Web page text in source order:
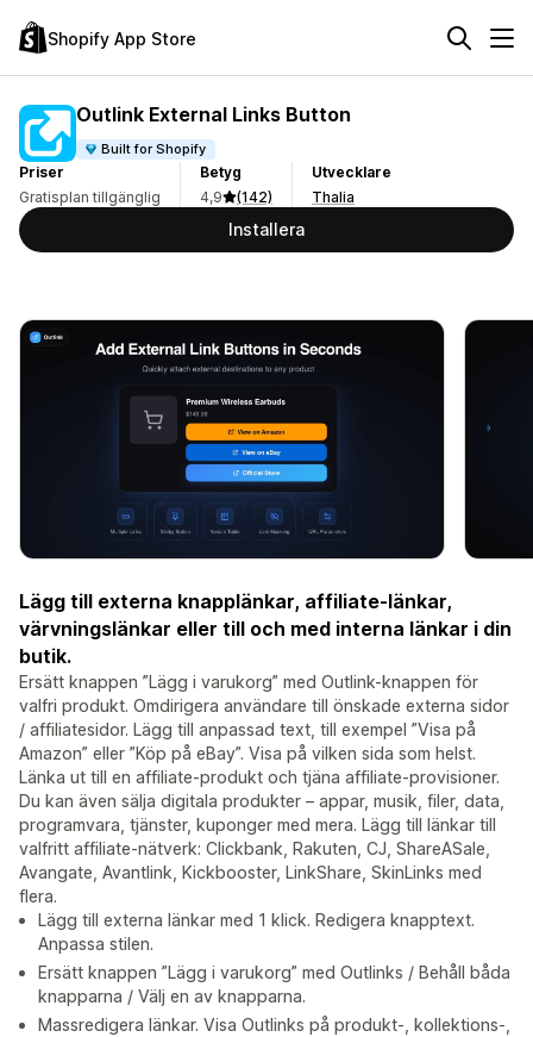
Shopify App Store
Outlink External Links Button
Built for Shopify
Priser
Gratisplan tillgänglig
Betyg
4,9
(142)
Utvecklare
Thalia
Installera
Lägg till externa knapplänkar, affiliate-länkar,
värvningslänkar eller till och med interna länkar i din
butik.
Ersätt knappen ”Lägg i varukorg” med Outlink-knappen för
valfri produkt. Omdirigera användare till önskade externa sidor
/ affiliatesidor. Lägg till anpassad text, till exempel ”Visa på
Amazon” eller ”Köp på eBay”. Visa på vilken sida som helst.
Länka ut till en affiliate-produkt och tjäna affiliate-provisioner.
Du kan även sälja digitala produkter – appar, musik, filer, data,
programvara, tjänster, kuponger med mera. Lägg till länkar till
valfritt affiliate-nätverk: Clickbank, Rakuten, CJ, ShareASale,
Avangate, Avantlink, Kickbooster, LinkShare, SkinLinks med
flera.
Lägg till externa länkar med 1 klick. Redigera knapptext.
Anpassa stilen.
Ersätt knappen ”Lägg i varukorg” med Outlinks / Behåll båda
knapparna / Välj en av knapparna.
Massredigera länkar. Visa Outlinks på produkt-, kollektions-,